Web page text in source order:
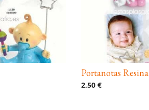
Portanotas Resina
2,50 €